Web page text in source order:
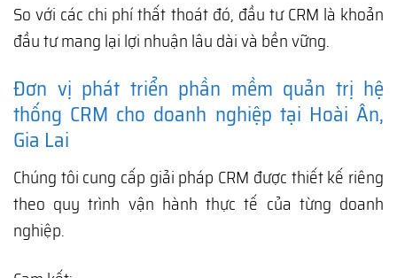
So với các chi phí thất thoát đó, đầu tư CRM là khoản
đầu tư mang lại lợi nhuận lâu dài và bền vững.
Đơn vị phát triển phần mềm quản trị hệ
thống CRM cho doanh nghiệp tại Hoài Ân,
Gia Lai
Chúng tôi cung cấp giải pháp CRM được thiết kế riêng
theo quy trình vận hành thực tế của từng doanh
nghiệp.